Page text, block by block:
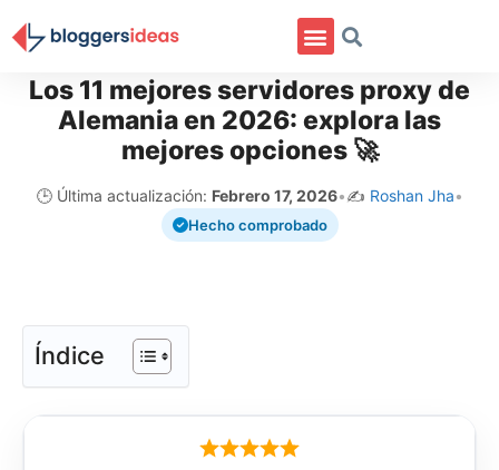
Los 11 mejores servidores proxy de
Alemania en 2026: explora las
mejores opciones 🚀
🕒 Última actualización: Febrero 17, 2026•✍️ Roshan Jha•
Hecho comprobado
Índice